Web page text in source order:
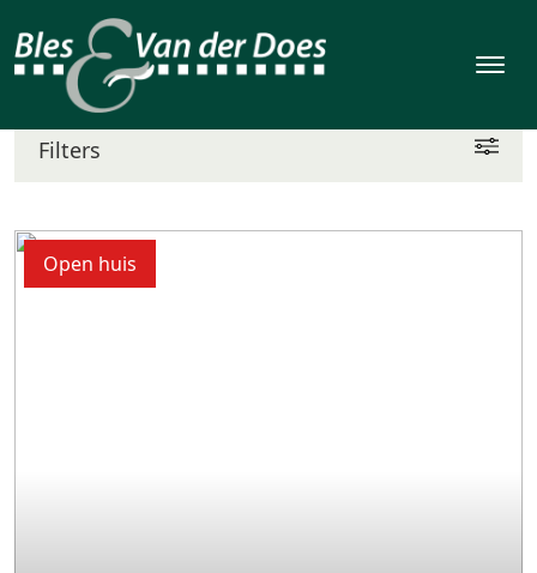
Open huis
Filters
Open huis